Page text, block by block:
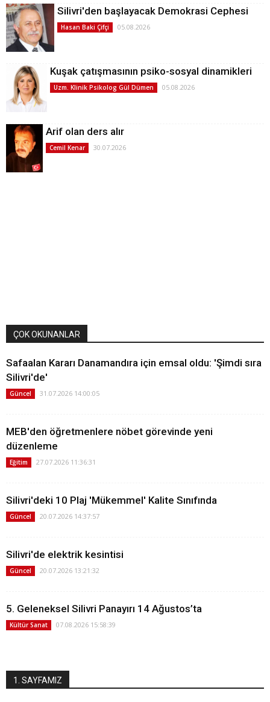
Silivri'den başlayacak Demokrasi Cephesi
Hasan Baki Çifçi 05.08.2026
Kuşak çatışmasının psiko-sosyal dinamikleri
Uzm. Klinik Psikolog Gül Dümen 05.08.2026
Arif olan ders alır
Cemil Kenar 30.07.2026
ÇOK OKUNANLAR
Safaalan Kararı Danamandıra için emsal oldu: 'Şimdi sıra
Silivri'de'
Güncel 31.07.2026 14:00:05
MEB'den öğretmenlere nöbet görevinde yeni
düzenleme
Eğitim 27.07.2026 11:36:31
Silivri'deki 10 Plaj 'Mükemmel' Kalite Sınıfında
Güncel 20.07.2026 14:37:57
Silivri'de elektrik kesintisi
Güncel 20.07.2026 13:21:32
5. Geleneksel Silivri Panayırı 14 Ağustos’ta
Kültür Sanat 07.08.2026 15:58:39
1. SAYFAMIZ